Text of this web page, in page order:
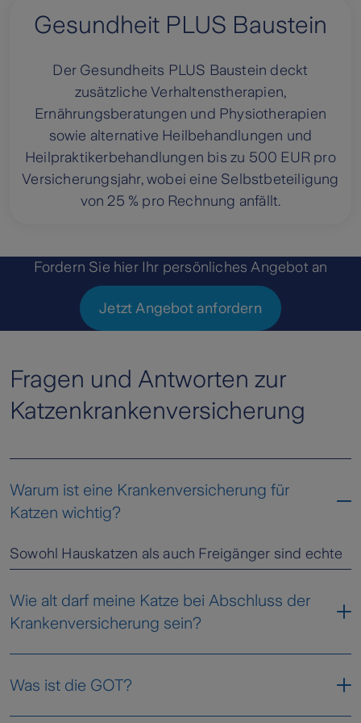
Gesundheit PLUS Baustein
Der Gesundheits PLUS Baustein deckt
zusätzliche Verhaltenstherapien,
Ernährungsberatungen und Physiotherapien
sowie alternative Heilbehandlungen und
Heilpraktikerbehandlungen bis zu 500 EUR pro
Versicherungsjahr, wobei eine Selbstbeteiligung
von 25 % pro Rechnung anfällt.
Fordern Sie hier Ihr persönliches Angebot an
Jetzt Angebot anfordern
Fragen und Antworten zur
Katzenkrankenversicherung
Warum ist eine Krankenversicherung für
Katzen wichtig?
Sowohl Hauskatzen als auch Freigänger sind echte
Abenteurer. Dabei lassen sich Unfälle häufig nicht
vermeiden. Auch Krankheiten sind unter Katzen
keine Seltenheit. Da Operationen und andere
Krankenversicherung für Katzen auf jeden Fall
Wie alt darf meine Katze bei Abschluss der
Krankenversicherung sein?
nachdem Sie diese in Ihr Zuhause aufgenommen
Was ist die GOT?